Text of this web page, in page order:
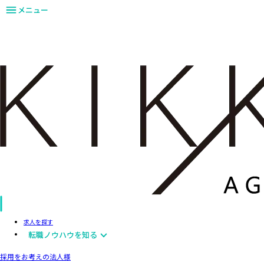
メニュー
求人を探す
転職ノウハウを知る
採用をお考えの法人様